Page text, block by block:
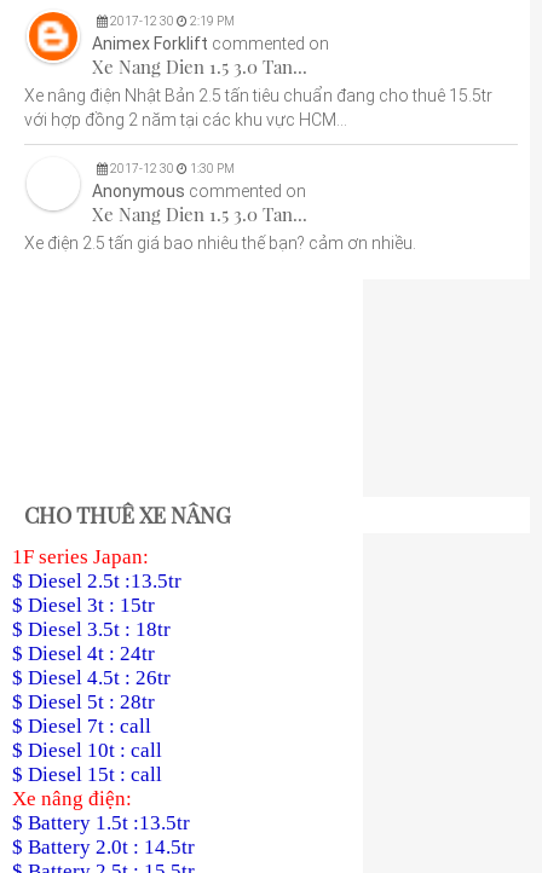
Animex Forklift commented on
Xe Nang Dien 1.5 3.0 Tan...
2017-12 30 2:19 PM
Xe nâng điện Nhật Bản 2.5 tấn tiêu chuẩn đang cho thuê 15.5tr
với hợp đồng 2 năm tại các khu vực HCM...
Anonymous commented on
Xe Nang Dien 1.5 3.0 Tan...
2017-12 30 1:30 PM
Xe điện 2.5 tấn giá bao nhiêu thế bạn? cảm ơn nhiều.
CHO THUÊ XE NÂNG
1F series Japan:
$ Diesel 2.5t :13.5tr
$ Diesel 3t : 15tr
$ Diesel 3.5t : 18tr
$ Diesel 4t : 24tr
$ Diesel 4.5t : 26tr
$ Diesel 5t : 28tr
$ Diesel 7t : call
$ Diesel 10t : call
$ Diesel 15t : call
Xe nâng điện:
$ Battery 1.5t :13.5tr
$ Battery 2.0t : 14.5tr